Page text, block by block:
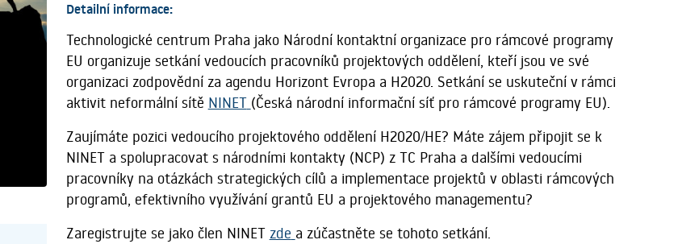
Detailní informace:
Technologické centrum Praha jako Národní kontaktní organizace pro rámcové programy
EU organizuje setkání vedoucích pracovníků projektových oddělení, kteří jsou ve své
organizaci zodpovědní za agendu Horizont Evropa a H2020. Setkání se uskuteční v rámci
aktivit neformální sítě NINET (Česká národní informační síť pro rámcové programy EU).
Zaujímáte pozici vedoucího projektového oddělení H2020/HE? Máte zájem připojit se k
NINET a spolupracovat s národními kontakty (NCP) z TC Praha a dalšími vedoucími
pracovníky na otázkách strategických cílů a implementace projektů v oblasti rámcových
programů, efektivního využívání grantů EU a projektového managementu?
Zaregistrujte se jako člen NINET zde a zúčastněte se tohoto setkání.